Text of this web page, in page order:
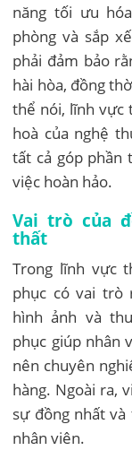
năng tối ưu
phòng và sắp
phải đảm bảo
hài hòa, đồng
thể nói, lĩnh vực
hoà của nghệ
tất cả góp phần
việc hoàn hảo.
Vai trò của
thất
Trong lĩnh vực
phục có vai trò
hình ảnh và
phục giúp nhân
nên chuyên
hàng. Ngoài ra,
sự đồng nhất
nhân viên.